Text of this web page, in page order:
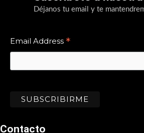
Déjanos tu email y te
Email Address *
Contacto